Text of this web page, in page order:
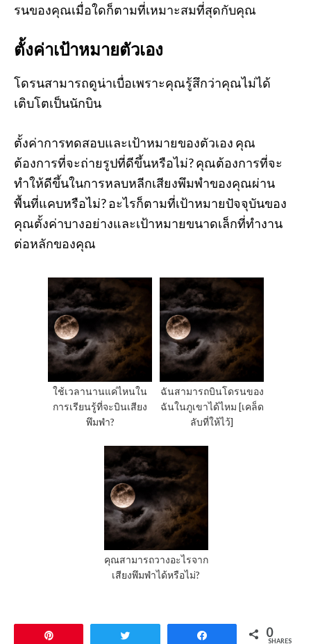
รนของคุณเมื่อใดก็ตามที่เหมาะสมที่สุดกับคุณ
ตั้งค่าเป้าหมายตัวเอง
โดรนสามารถดูน่าเบื่อเพราะคุณรู้สึกว่าคุณไม่ได้
เติบโตเป็นนักบิน
ตั้งค่าการทดสอบและเป้าหมายของตัวเอง คุณ
ต้องการที่จะถ่ายรูปที่ดีขึ้นหรือไม่? คุณต้องการที่จะ
ทำให้ดีขึ้นในการหลบหลีกเสียงพึมพำของคุณผ่าน
พื้นที่แคบหรือไม่? อะไรก็ตามที่เป้าหมายปัจจุบันของ
คุณตั้งค่าบางอย่างและเป้าหมายขนาดเล็กที่ทำงาน
ต่อหลักของคุณ
ใช้เวลานานแค่ไหนใน
การเรียนรู้ที่จะบินเสียง
พึมพำ?
ฉันสามารถบินโดรนของ
ฉันในภูเขาได้ไหม [เคล็ด
ลับที่ให้ไว้]
คุณสามารถวางอะไรจาก
เสียงพึมพำได้หรือไม่?
0
SHARES